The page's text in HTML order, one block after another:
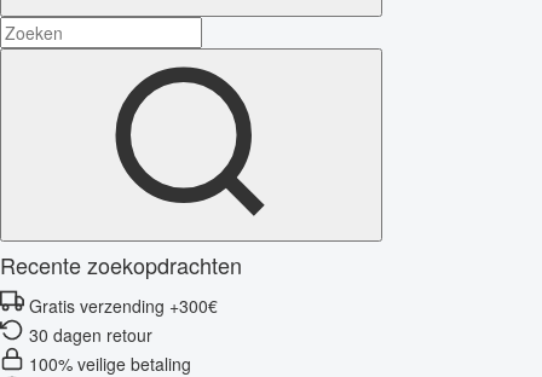
Recente zoekopdrachten
Gratis verzending +300€
30 dagen retour
100% veilige betaling